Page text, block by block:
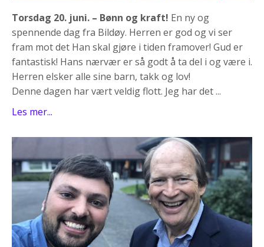
Torsdag 20. juni. – Bønn og kraft! En ny og
spennende dag fra Bildøy. Herren er god og vi ser
fram mot det Han skal gjøre i tiden framover! Gud er
fantastisk! Hans nærvær er så godt å ta del i og være i.
Herren elsker alle sine barn, takk og lov!
Denne dagen har vært veldig flott. Jeg har det ...
Les mer...